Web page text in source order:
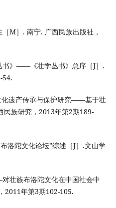
M］. 南宁. 广西民族出版社，
书》——《壮学丛书》总序［J］.
54.
化遗产传承与保护研究——基于壮
民族研究，2013年第2期189-
洛陀文化论坛”综述［J］.文山学
壮族布洛陀文化在中国社会中
2011年第3期102-105.